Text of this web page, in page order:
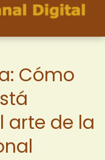
Cómo
arte de la